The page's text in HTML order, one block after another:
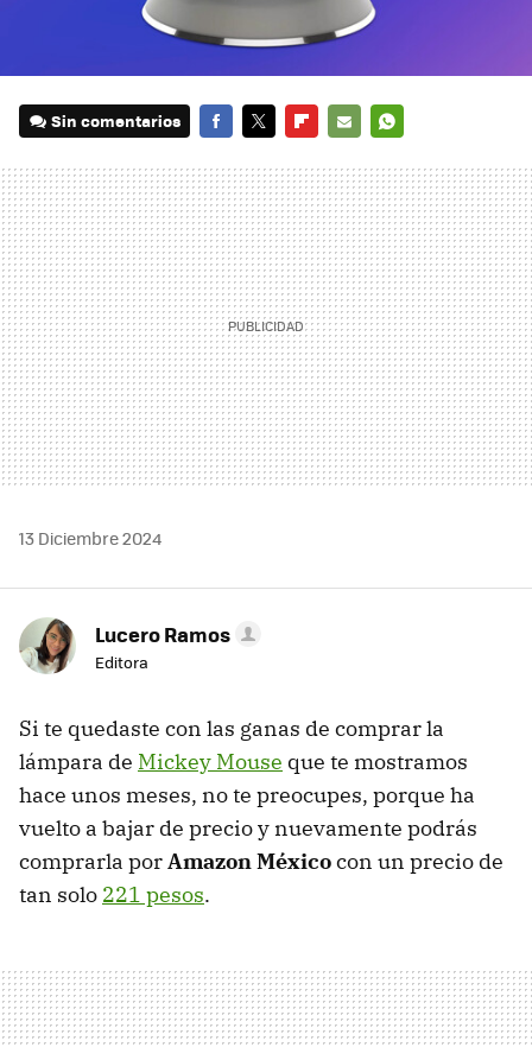
Sin comentarios
MAIL
13 Diciembre 2024
Lucero Ramos
Editora
Si te quedaste con las ganas de comprar la
lámpara de Mickey Mouse que te mostramos
hace unos meses, no te preocupes, porque ha
vuelto a bajar de precio y nuevamente podrás
comprarla porAmazon Méxicocon un precio de
tan solo 221 pesos.